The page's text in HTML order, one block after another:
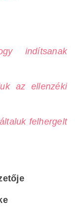
indítsanak
az ellenzéki
felhergelt